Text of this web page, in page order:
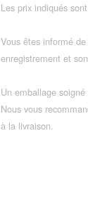
Les prix indiqués
Vous êtes informé
enregistrement et
Un emballage
Nous vous
à la livraison.